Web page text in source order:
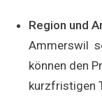
Region und
Ammerswil
können den
kurzfristigen